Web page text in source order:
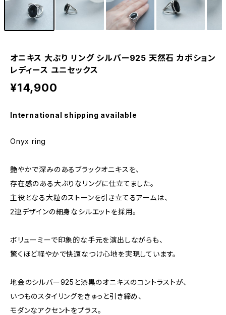
オニキス 大ぶり リング シルバー925 天然石 カボション
レディース ユニセックス
¥14,900
International shipping available
Onyx ring
艶やかで深みのあるブラックオニキスを、
存在感のある大ぶりなリングに仕立てました。
主役となる大粒のストーンを引き立てるアームは、
2連デザインの細身なシルエットを採用。
ボリューミーで印象的な手元を演出しながらも、
驚くほど軽やかで快適なつけ心地を実現しています。
地金のシルバー925と漆黒のオニキスのコントラストが、
いつものスタイリングをきゅっと引き締め、
モダンなアクセントをプラス。